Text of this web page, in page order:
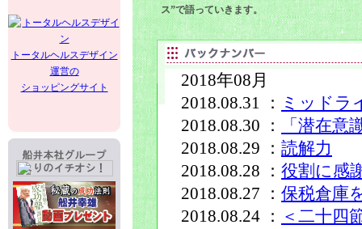
トータルヘルスデザイン
運営の
ショッピングサイト
ス”で語っていきます。
2018年08月
2018.08.31 ：
ミッドラ
2018.08.30 ：
「潜在意
2018.08.29 ： 読解力
2018.08.28 ： 役割に感
2018.08.27 ： 保税倉庫
2018.08.24 ：
＜二十